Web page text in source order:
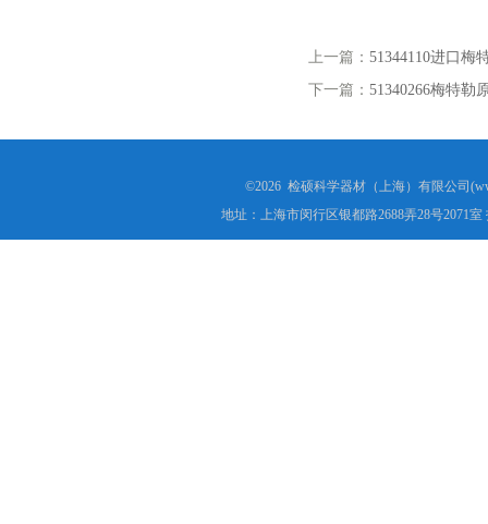
上一篇： 51344110进口梅
下一篇： 51340266梅特勒
©2026 检硕科学器材（上海）有限公司
地址：上海市闵行区银都路2688弄28号2071室